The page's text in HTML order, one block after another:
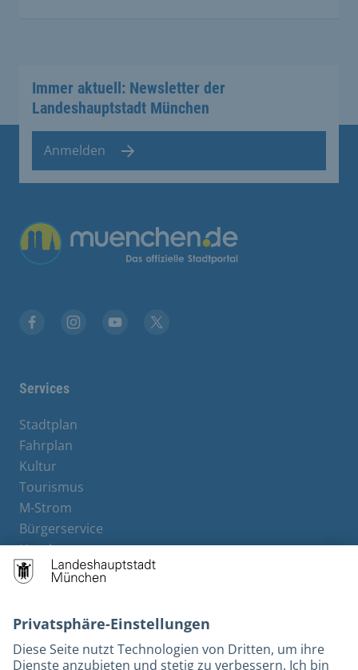
Immer aktuell: Newsletter der
Landeshauptstadt München
Anmelden
Übergreifende Links
Services
Stadtplan
Fahrplan
Kultur
Tourismus
M-Strom
Bürgerservice
Hotels
Barrierefreiheit
Leichte Sprache